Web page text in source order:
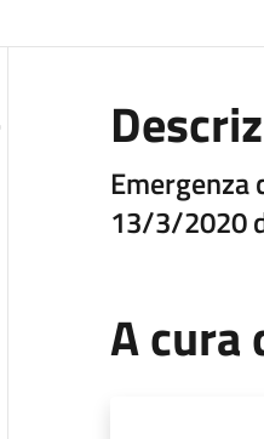
13/3/2020
A cura